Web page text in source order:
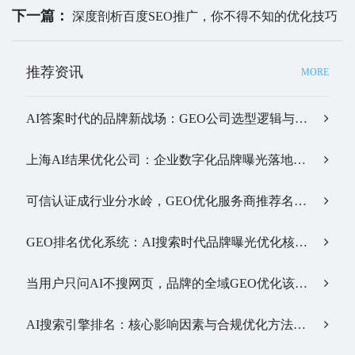
下一篇： 深度剖析百度SEO推广，你不得不知的优化技巧
推荐资讯 MORE
AI答案时代的品牌新战场：GEO公司选型逻辑与实战观察…
上海AI结果优化公司：企业数字化品牌曝光落地全解析…
可信认证成行业分水岭，GEO优化服务商推荐名单有了新答案…
GEO排名优化系统：AI搜索时代品牌曝光优化核心工具…
当用户只问AI不搜网页，品牌的全域GEO优化该交给谁？…
AI搜索引擎排名：核心影响因素与合规优化方法…